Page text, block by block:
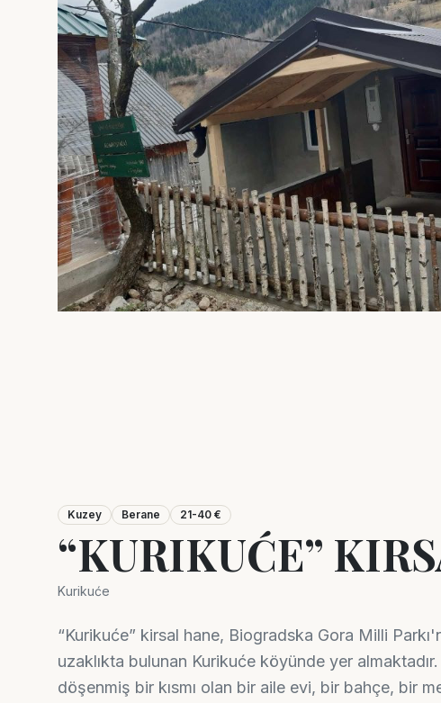
Kuzey Berane 21-40 €
“KURIKUĆE”
Kurikuće
“Kurikuće” kirsal hane, Biogradska Gora Milli
uzaklıkta bulunan Kurikuće köyünde yer
döşenmiş bir kısmı olan bir aile evi, bir bahçe, bir